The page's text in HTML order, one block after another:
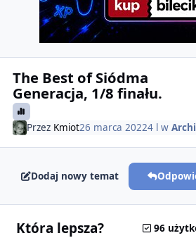
The Best of Siódma
Generacja, 1/8 finału.
Przez Kmiot26 marca 20224 l w
Dodaj nowy temat
Która lepsza? 96